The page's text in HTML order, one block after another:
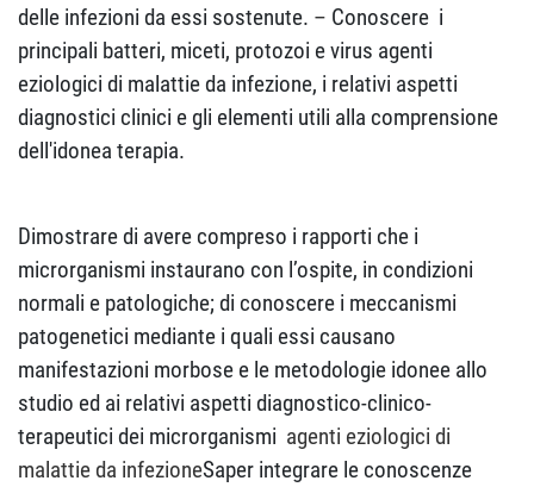
delle infezioni da essi sostenute. – Conoscere i
principali batteri, miceti, protozoi e virus agenti
eziologici di malattie da infezione, i relativi aspetti
diagnostici clinici e gli elementi utili alla comprensione
dell'idonea terapia.
Dimostrare di avere compreso i rapporti che i
microrganismi instaurano con l’ospite, in condizioni
normali e patologiche; di conoscere i meccanismi
patogenetici mediante i quali essi causano
manifestazioni morbose e le metodologie idonee allo
studio ed ai relativi aspetti diagnostico-clinico-
terapeutici dei microrganismi agenti eziologici di
malattie da infezioneSaper integrare le conoscenze